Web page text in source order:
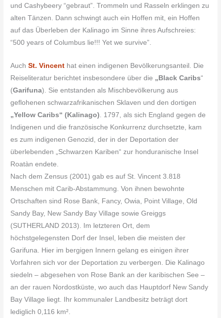
und Cashybeery “gebraut”. Trommeln und Rasseln erklingen zu
alten Tänzen. Dann schwingt auch ein Hoffen mit, ein Hoffen
auf das Überleben der Kalinago im Sinne ihres Aufschreies:
“500 years of Columbus lie!!! Yet we survive”.
Auch St. Vincent hat einen indigenen Bevölkerungsanteil. Die
Reiseliteratur berichtet insbesondere über die „Black Caribs“
(Garifuna). Sie entstanden als Mischbevölkerung aus
geflohenen schwarzafrikanischen Sklaven und den dortigen
„Yellow Caribs“ (Kalinago). 1797, als sich England gegen de
Indigenen und die französische Konkurrenz durchsetzte, kam
es zum indigenen Genozid, der in der Deportation der
überlebenden „Schwarzen Kariben“ zur honduranische Insel
Roatàn endete.
Nach dem Zensus (2001) gab es auf St. Vincent 3.818
Menschen mit Carib-Abstammung. Von ihnen bewohnte
Ortschaften sind Rose Bank, Fancy, Owia, Point Village, Old
Sandy Bay, New Sandy Bay Village sowie Greiggs
(SUTHERLAND 2013). Im letzteren Ort, dem
höchstgelegensten Dorf der Insel, leben die meisten der
Garifuna. Hier im bergigen Innern gelang es einigen ihrer
Vorfahren sich vor der Deportation zu verbergen. Die Kalinago
siedeln – abgesehen von Rose Bank an der karibischen See –
an der rauen Nordostküste, wo auch das Hauptdorf New Sandy
Bay Village liegt. Ihr kommunaler Landbesitz beträgt dort
lediglich 0,116 km².